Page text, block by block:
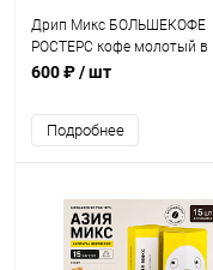
Дрип Микс БОЛЬШЕКОФЕ
РОСТЕРС кофе молотый в
ДРИП-ПАКЕТАХ, упак. 6 шт.
600 ₽/ шт
Подробнее